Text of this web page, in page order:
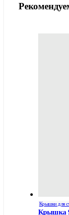
Крышки для
Крышка